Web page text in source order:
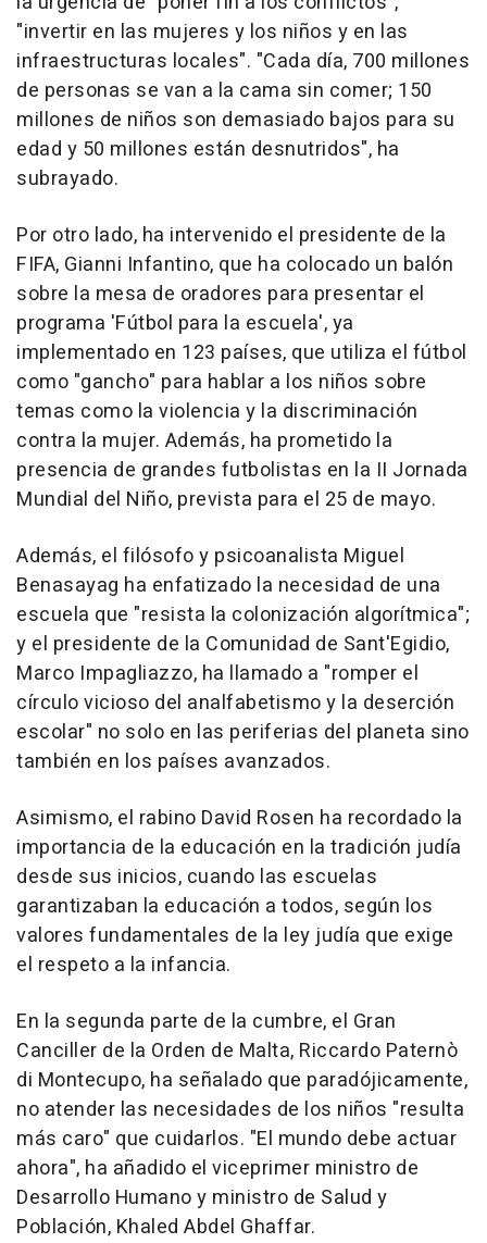
"invertir en las mujeres y los niños y en las
infraestructuras locales". "Cada día, 700 millones
de personas se van a la cama sin comer; 150
millones de niños son demasiado bajos para su
edad y 50 millones están desnutridos", ha
subrayado.
Por otro lado, ha intervenido el presidente de la
FIFA, Gianni Infantino, que ha colocado un balón
sobre la mesa de oradores para presentar el
programa 'Fútbol para la escuela', ya
implementado en 123 países, que utiliza el fútbol
como "gancho" para hablar a los niños sobre
temas como la violencia y la discriminación
contra la mujer. Además, ha prometido la
presencia de grandes futbolistas en la II Jornada
Mundial del Niño, prevista para el 25 de mayo.
Además, el filósofo y psicoanalista Miguel
Benasayag ha enfatizado la necesidad de una
escuela que "resista la colonización algorítmica";
y el presidente de la Comunidad de Sant'Egidio,
Marco Impagliazzo, ha llamado a "romper el
círculo vicioso del analfabetismo y la deserción
escolar" no solo en las periferias del planeta sino
también en los países avanzados.
Asimismo, el rabino David Rosen ha recordado la
importancia de la educación en la tradición judía
desde sus inicios, cuando las escuelas
garantizaban la educación a todos, según los
valores fundamentales de la ley judía que exige
el respeto a la infancia.
En la segunda parte de la cumbre, el Gran
Canciller de la Orden de Malta, Riccardo Paternò
di Montecupo, ha señalado que paradójicamente,
no atender las necesidades de los niños "resulta
más caro" que cuidarlos. "El mundo debe actuar
ahora", ha añadido el viceprimer ministro de
Desarrollo Humano y ministro de Salud y
Población, Khaled Abdel Ghaffar.